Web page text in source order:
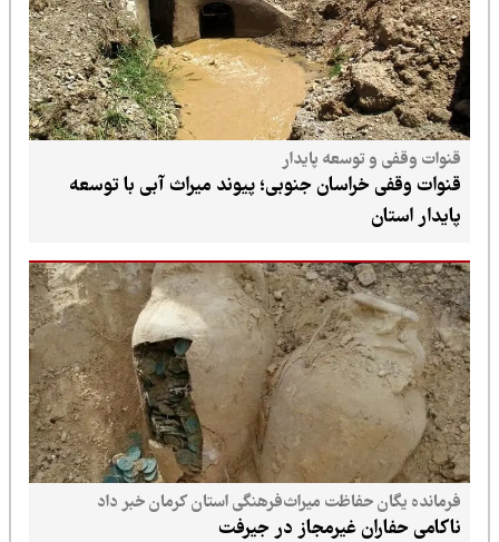
قنوات وقفی و توسعه پایدار
قنوات وقفی خراسان جنوبی؛ پیوند میراث آبی با توسعه
پایدار استان
فرمانده یگان حفاظت میراث‌فرهنگی استان کرمان خبر داد
ناکامی حفاران غیرمجاز در جیرفت